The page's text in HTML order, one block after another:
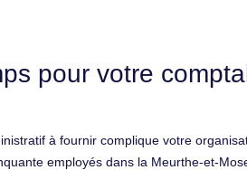
pour votre
à fournir complique votre
employés dans la Meurthe-et-